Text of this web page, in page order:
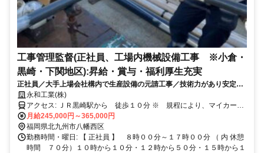
工事管理監督(正社員、工場内機械設備工事 ※小倉・
黒崎・下関地区):昇給・賞与・福利厚生充実
正社員／大手上場会社構内で生産設備の元請工事／技術力があり安定し
た経営基盤
永和工業(株)
アクセス: ＪＲ黒崎駅から 徒歩１０分 ※ 規程により、マイカー通
勤も可能で、無料駐車場があります。
月給245,000円～365,000円
福岡県北九州市八幡西区
勤務時間・曜日: 【 正社員 】 ８時００分～１７時００分 （ 内 休憩
時間 ７０分）１０時から１０分・１２時から５０分・１５時から１